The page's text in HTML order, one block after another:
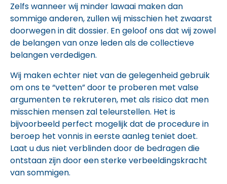
Zelfs wanneer wij minder lawaai maken dan
sommige anderen, zullen wij misschien het zwaarst
doorwegen in dit dossier. En geloof ons dat wij zowel
de belangen van onze leden als de collectieve
belangen verdedigen.
Wij maken echter niet van de gelegenheid gebruik
om ons te “vetten” door te proberen met valse
argumenten te rekruteren, met als risico dat men
misschien mensen zal teleurstellen. Het is
bijvoorbeeld perfect mogelijk dat de procedure in
beroep het vonnis in eerste aanleg teniet doet.
Laat u dus niet verblinden door de bedragen die
ontstaan zijn door een sterke verbeeldingskracht
van sommigen.